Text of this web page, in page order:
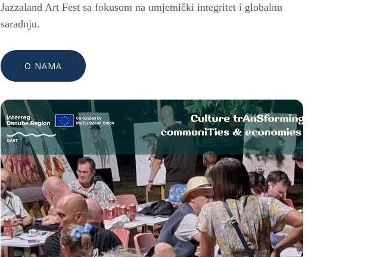
Jazzaland Art Fest sa fokusom na umjetnički integritet i globalnu
saradnju.
O NAMA